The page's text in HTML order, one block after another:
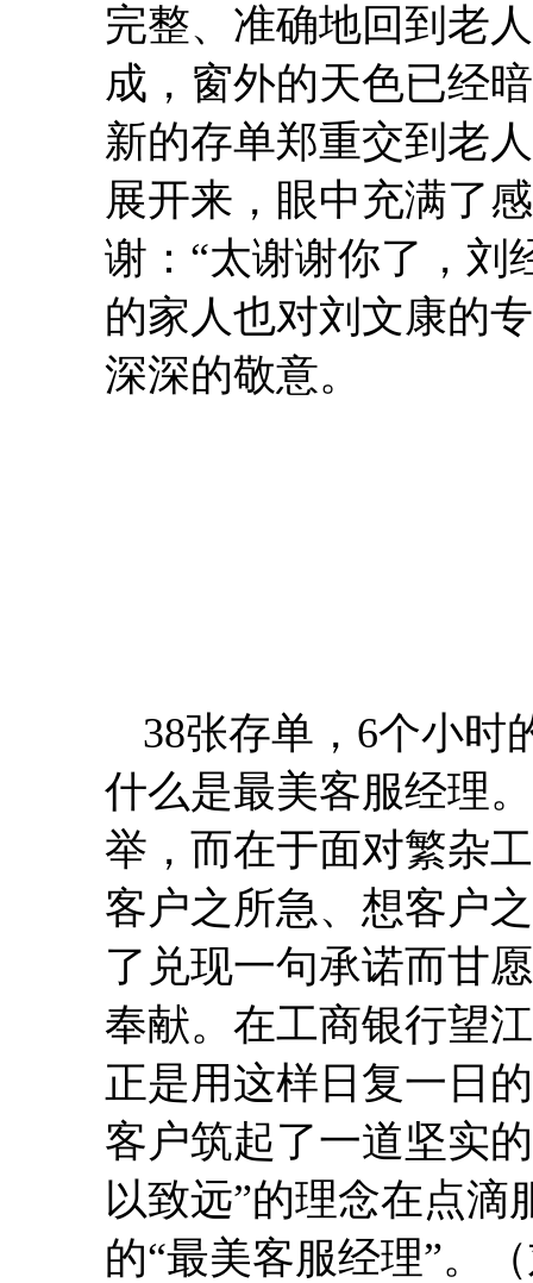
完整、准确地回到老
成，窗外的天色已经
新的存单郑重交到老
展开来，眼中充满了
谢：“太谢谢你了，刘
的家人也对刘文康的
深深的敬意。
38张存单，6个小时
什么是最美客服经理
举，而在于面对繁杂
客户之所急、想客户
了兑现一句承诺而甘
奉献。在工商银行望
正是用这样日复一日
客户筑起了一道坚实
以致远”的理念在点滴
的“最美客服经理”。